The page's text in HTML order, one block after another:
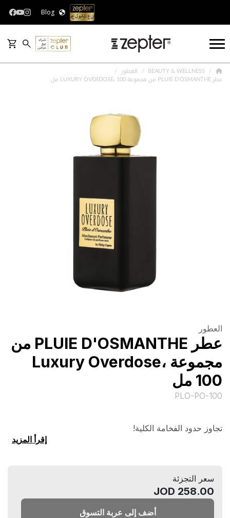
Blog
BEAUTY & WELLNESS
العطور
عطر PLUIE D'OSMANTHE من مجموعة LUXURY OVERDOSE، 100 مل
العطور
عطر PLUIE D'OSMANTHE من
مجموعة Luxury Overdose،
100 مل
PLO-PO-100
تجاوز حدود الفخامة الكلية!
إقرأ المزيد
سعر التجزئة
258.00 JOD
أضف إلى عربة التسوق